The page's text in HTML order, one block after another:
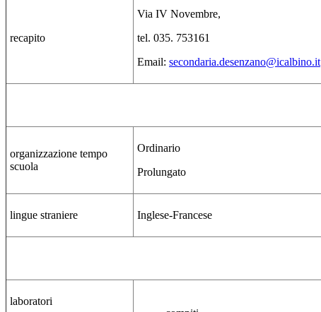
recapito
Via IV Novembre,
tel. 035. 753161
Email: secondaria.desenzano@icalbino.it
organizzazione tempo
scuola
Ordinario
Prolungato
lingue straniere Inglese-Francese
laboratori